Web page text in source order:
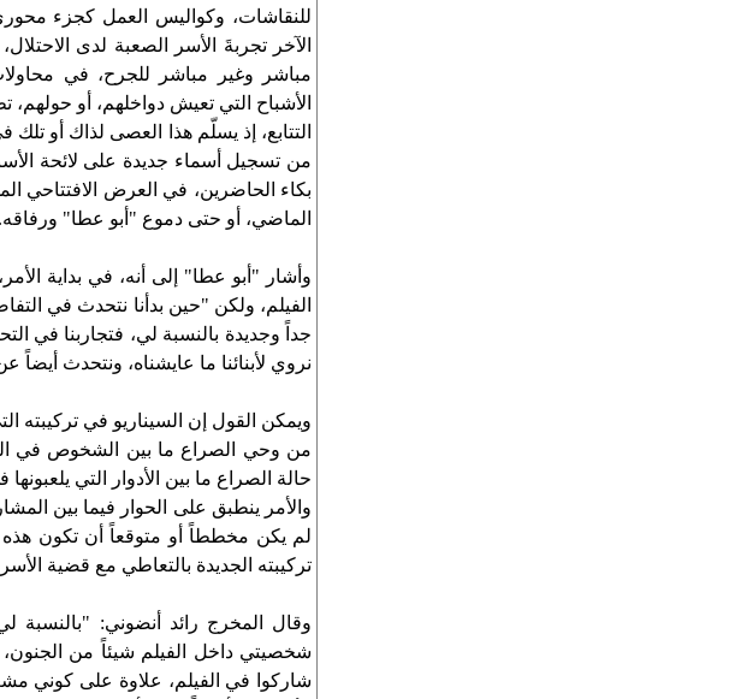
للنقاشات، وكواليس العمل كجزء
الآخر تجربةَ الأسر الصعبة لدى
مباشر وغير مباشر للجرح، في
الأشباح التي تعيش دواخلهم، أو
التتابع، إذ يسلّم هذا العصى لذاك أو
من تسجيل أسماء جديدة على لائحة
بكاء الحاضرين، في العرض الافتتاحي
الماضي، أو حتى دموع "أبو عطا" ورفاقه.
وأشار "أبو عطا" إلى أنه، في بداية
الفيلم، ولكن "حين بدأنا نتحدث في
جداً وجديدة بالنسبة لي، فتجاربنا في
نروي لأبنائنا ما عايشناه، ونتحدث
ويمكن القول إن السيناريو في تركيبته
من وحي الصراع ما بين الشخوص في
حالة الصراع ما بين الأدوار التي
والأمر ينطبق على الحوار فيما بين
لم يكن مخططاً أو متوقعاً أن تكون هذه
تركيبته الجديدة بالتعاطي مع قضية
وقال المخرج رائد أنضوني:
شخصيتي داخل الفيلم شيئاً من
شاركوا في الفيلم، علاوة على كوني